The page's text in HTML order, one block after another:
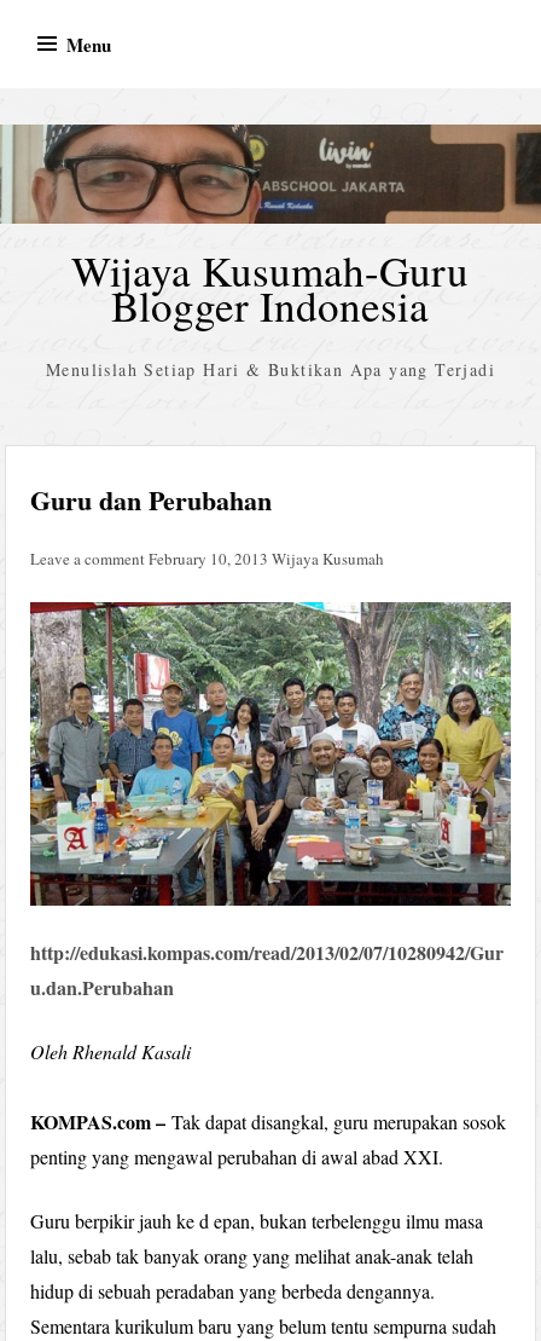
Menu
Wijaya Kusumah-Guru
Blogger Indonesia
Menulislah Setiap Hari & Buktikan Apa yang Terjadi
Guru dan Perubahan
Leave a comment February 10, 2013 Wijaya Kusumah
http://edukasi.kompas.com/read/2013/02/07/10280942/Gur
u.dan.Perubahan
Oleh Rhenald Kasali
KOMPAS.com –Tak dapat disangkal, guru merupakan sosok
penting yang mengawal perubahan di awal abad XXI.
Guru berpikir jauh ke d epan, bukan terbelenggu ilmu masa
lalu, sebab tak banyak orang yang melihat anak-anak telah
hidup di sebuah peradaban yang berbeda dengannya.
Sementara kurikulum baru yang belum tentu sempurna sudah